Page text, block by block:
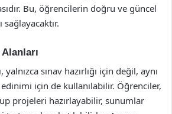
Bu, öğrencilerin doğru ve güncel
yalnızca sınav hazırlığı için değil, aynı
için de kullanılabilir. Öğrenciler,
projeleri hazırlayabilir, sunumlar